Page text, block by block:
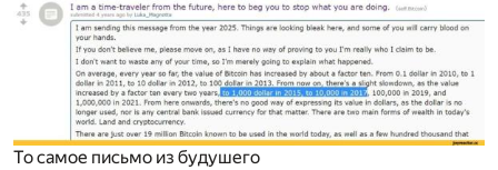
То самое письмо из будушего